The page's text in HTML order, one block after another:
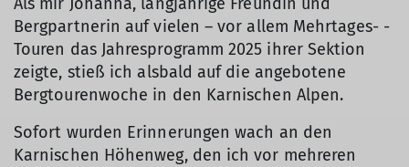
Bergpartnerin auf vielen – vor allem Mehrtages- -
Touren das Jahresprogramm 2025 ihrer Sektion
zeigte, stieß ich alsbald auf die angebotene
Bergtourenwoche in den Karnischen Alpen.
Sofort wurden Erinnerungen wach an den
Karnischen Höhenweg, den ich vor mehreren